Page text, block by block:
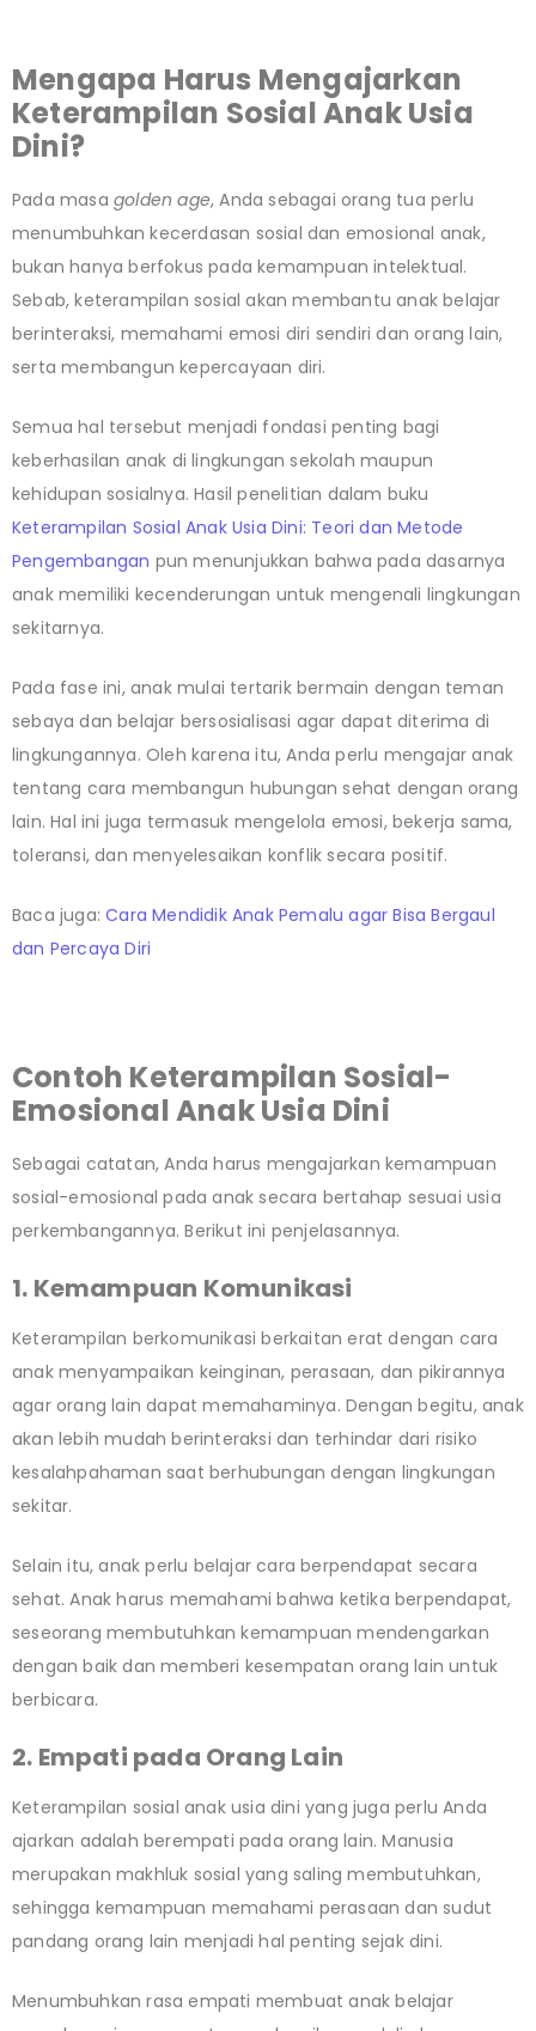
Mengapa Harus Mengajarkan
Keterampilan Sosial Anak Usia
Dini?
Pada masa golden age, Anda sebagai orang tua perlu
menumbuhkan kecerdasan sosial dan emosional anak,
bukan hanya berfokus pada kemampuan intelektual.
Sebab, keterampilan sosial akan membantu anak belajar
berinteraksi, memahami emosi diri sendiri dan orang lain,
serta membangun kepercayaan diri.
Semua hal tersebut menjadi fondasi penting bagi
keberhasilan anak di lingkungan sekolah maupun
kehidupan sosialnya. Hasil penelitian dalam buku
Keterampilan Sosial Anak Usia Dini: Teori dan Metode
Pengembangan pun menunjukkan bahwa pada dasarnya
anak memiliki kecenderungan untuk mengenali lingkungan
sekitarnya.
Pada fase ini, anak mulai tertarik bermain dengan teman
sebaya dan belajar bersosialisasi agar dapat diterima di
lingkungannya. Oleh karena itu, Anda perlu mengajar anak
tentang cara membangun hubungan sehat dengan orang
lain. Hal ini juga termasuk mengelola emosi, bekerja sama,
toleransi, dan menyelesaikan konflik secara positif.
Baca juga:Cara Mendidik Anak Pemalu agar Bisa Bergaul
dan Percaya Diri
Contoh Keterampilan Sosial-
Emosional Anak Usia Dini
Sebagai catatan, Anda harus mengajarkan kemampuan
sosial-emosional pada anak secara bertahap sesuai usia
perkembangannya. Berikut ini penjelasannya.
1. Kemampuan Komunikasi
Keterampilan berkomunikasi berkaitan erat dengan cara
anak menyampaikan keinginan, perasaan, dan pikirannya
agar orang lain dapat memahaminya. Dengan begitu, anak
akan lebih mudah berinteraksi dan terhindar dari risiko
kesalahpahaman saat berhubungan dengan lingkungan
sekitar.
Selain itu, anak perlu belajar cara berpendapat secara
sehat. Anak harus memahami bahwa ketika berpendapat,
seseorang membutuhkan kemampuan mendengarkan
dengan baik dan memberi kesempatan orang lain untuk
berbicara.
2. Empati pada Orang Lain
Keterampilan sosial anak usia dini yang juga perlu Anda
ajarkan adalah berempati pada orang lain. Manusia
merupakan makhluk sosial yang saling membutuhkan,
sehingga kemampuan memahami perasaan dan sudut
pandang orang lain menjadi hal penting sejak dini.
Menumbuhkan rasa empati membuat anak belajar